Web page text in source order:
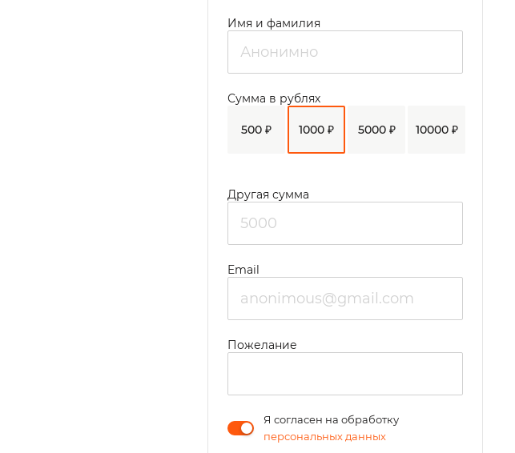
Имя и фамилия
500 ₽ 1000 ₽ 5000 ₽ 10000 ₽
Сумма в рублях
Другая сумма
Email
Пожелание
Я согласен на обработку
персональных данных